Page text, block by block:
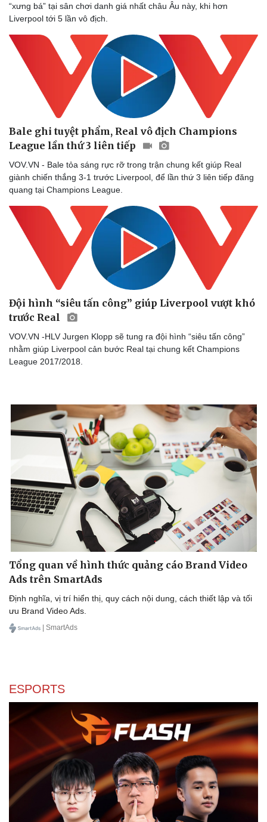
Văn hóa
“xưng bá” tại sân chơi danh giá nhất châu Âu này, khi hơn
Liverpool tới 5 lần vô địch.
Bale ghi tuyệt phẩm, Real vô địch Champions
League lần thứ 3 liên tiếp
VOV.VN - Bale tỏa sáng rực rỡ trong trận chung kết giúp Real
giành chiến thắng 3-1 trước Liverpool, để lần thứ 3 liên tiếp đăng
quang tại Champions League.
Đội hình “siêu tấn công” giúp Liverpool vượt khó
trước Real
VOV.VN -HLV Jurgen Klopp sẽ tung ra đội hình “siêu tấn công”
nhằm giúp Liverpool cản bước Real tại chung kết Champions
League 2017/2018.
Tổng quan về hình thức quảng cáo Brand Video
Ads trên SmartAds
Định nghĩa, vị trí hiển thị, quy cách nội dung, cách thiết lập và tối
ưu Brand Video Ads.
| SmartAds
ESPORTS